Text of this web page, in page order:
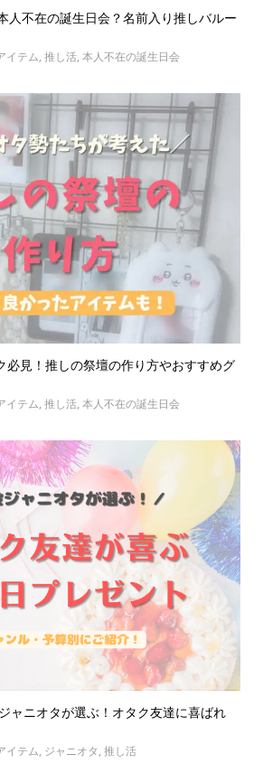
人不在の誕生日会？名前入り推しバルー
イテム, 推し活, 本人不在の誕生日会
必見！推しの祭壇の作り方やおすすめグ
イテム, 推し活, 本人不在の誕生日会
ャニオタが選ぶ！オタク友達に喜ばれ
イテム, ジャニオタ, 推し活